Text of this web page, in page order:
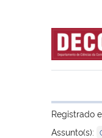
Registrado
Assunto(s):